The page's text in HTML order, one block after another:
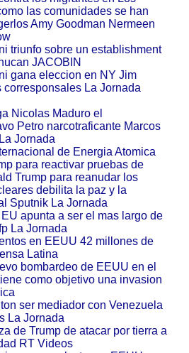
las comunidades se han
Amy Goodman Nermeen
triunfo sobre un establishment
JACOBIN
gana eleccion en NY Jim
La Jornada
Nicolas Maduro el
Petro narcotraficante Marcos
Jornada
de Energia Atomica
para reactivar pruebas de
Trump para reanudar los
debilita la paz y la
Sputnik La Jornada
apunta a ser el mas largo de
La Jornada
en EEUU 42 millones de
Latina
bombardeo de EEUU en el
como objetivo una invasion
ser mediador con Venezuela
La Jornada
de Trump de atacar por tierra a
RT Videos